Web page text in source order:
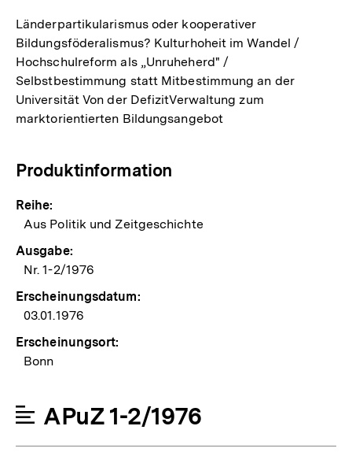
Länderpartikularismus oder kooperativer
Bildungsföderalismus? Kulturhoheit im Wandel /
Hochschulreform als „Unruheherd" /
Selbstbestimmung statt Mitbestimmung an der
Universität Von der DefizitVerwaltung zum
marktorientierten Bildungsangebot
Produktinformation
Reihe:
Aus Politik und Zeitgeschichte
Ausgabe:
Nr. 1-2/1976
Erscheinungsdatum:
03.01.1976
Erscheinungsort:
Bonn
APuZ 1-2/1976